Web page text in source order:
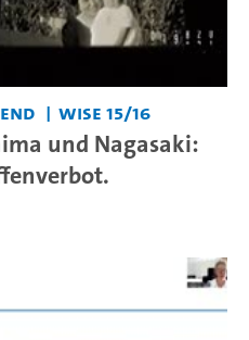
WiSe 15/16
und Nagasaki: